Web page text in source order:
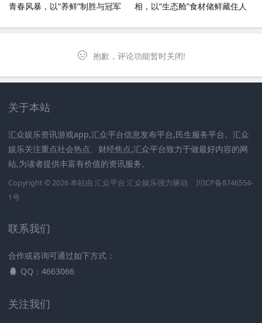
青春风暴，以“养鲜”制胜与冠军
相，以“生态舱”食材储鲜藏住人
抱歉，评论功能暂时关闭!
关于本站
汇众娱乐资讯游戏app,汇众平台信息发布平台,民生服务平台。汇众
娱乐关注重点社会热点、财经焦点,汇众平台致力于做最好内容的网
站,为读者提供丰富有价值的资讯服务。
Copyright © 2026 本站由 汇众平台 汇众娱乐强力驱动
川ICP备8746554-
1号
联系我们
合作或咨询可通过如下方式：
QQ：4663066
关注我们